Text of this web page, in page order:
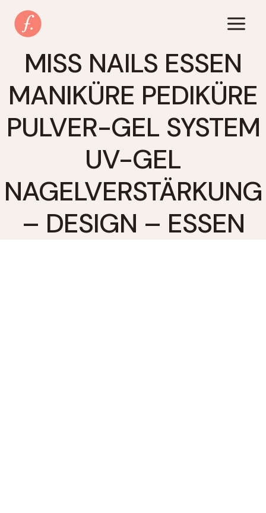
Inhalt
springen
MISS NAILS ESSEN
MANIKÜRE PEDIKÜRE
PULVER-GEL SYSTEM
UV-GEL
NAGELVERSTÄRKUNG
– DESIGN – ESSEN